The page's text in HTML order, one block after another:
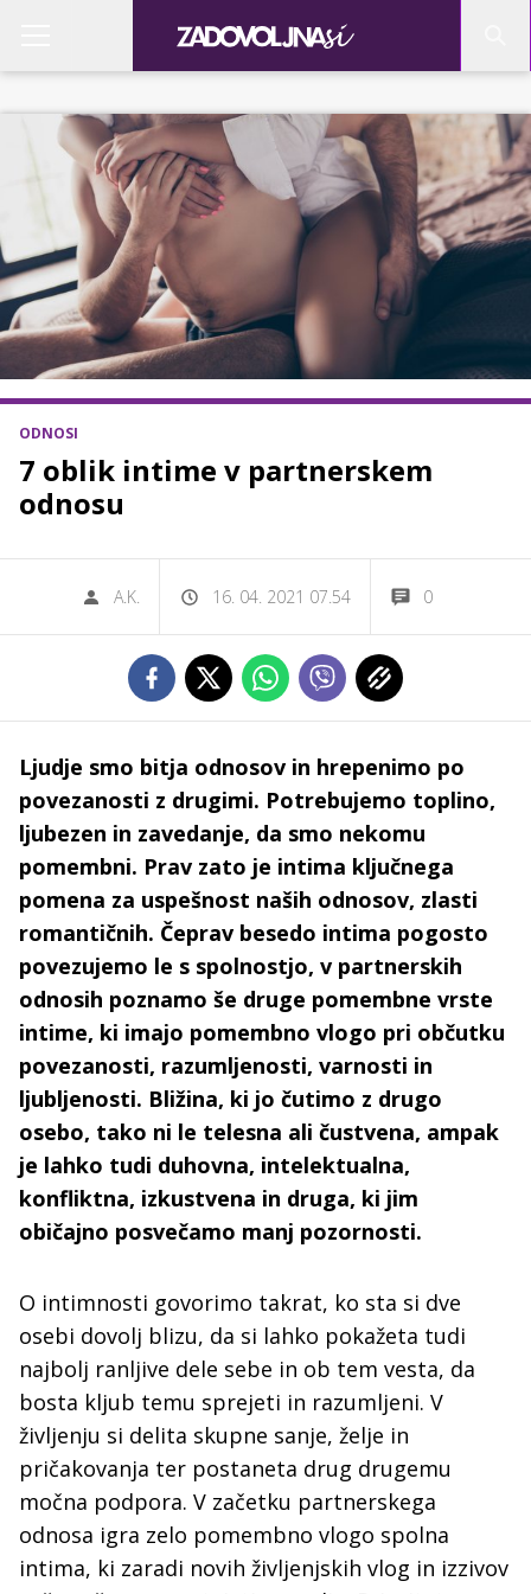
ODNOSI
7 oblik intime v partnerskem
odnosu
A.K. 16. 04. 2021 07.54 0
Ljudje smo bitja odnosov in hrepenimo po
povezanosti z drugimi. Potrebujemo toplino,
ljubezen in zavedanje, da smo nekomu
pomembni. Prav zato je intima ključnega
pomena za uspešnost naših odnosov, zlasti
romantičnih. Čeprav besedo intima pogosto
povezujemo le s spolnostjo, v partnerskih
odnosih poznamo še druge pomembne vrste
intime, ki imajo pomembno vlogo pri občutku
povezanosti, razumljenosti, varnosti in
ljubljenosti. Bližina, ki jo čutimo z drugo
osebo, tako ni le telesna ali čustvena, ampak
je lahko tudi duhovna, intelektualna,
konfliktna, izkustvena in druga, ki jim
običajno posvečamo manj pozornosti.
O intimnosti govorimo takrat, ko sta si dve
osebi dovolj blizu, da si lahko pokažeta tudi
najbolj ranljive dele sebe in ob tem vesta, da
bosta kljub temu sprejeti in razumljeni. V
življenju si delita skupne sanje, želje in
pričakovanja ter postaneta drug drugemu
močna podpora. V začetku partnerskega
odnosa igra zelo pomembno vlogo spolna
intima, ki zaradi novih življenjskih vlog in izzivov